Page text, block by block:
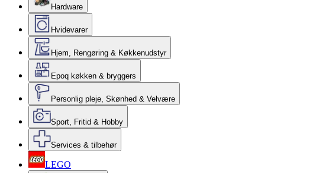
Hardware
Hvidevarer
Hjem, Rengøring & Køkkenudstyr
Epoq køkken & bryggers
Personlig pleje, Skønhed & Velvære
Sport, Fritid & Hobby
Services & tilbehør
LEGO